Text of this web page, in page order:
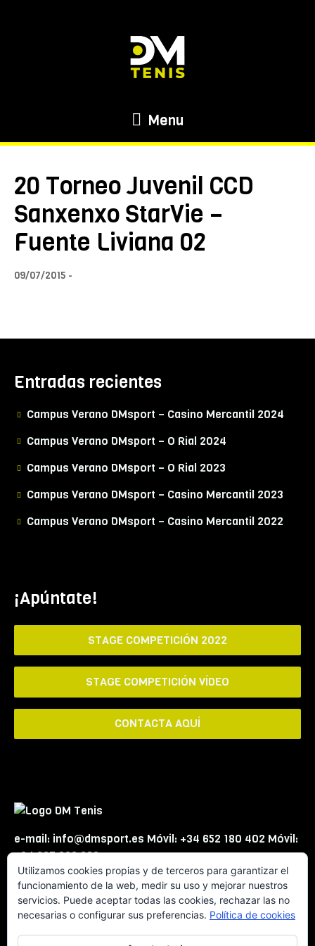
Menu
20 Torneo Juvenil CCD
Sanxenxo StarVie –
Fuente Liviana 02
09/07/2015
Entradas recientes
Campus Verano DMsport – Casino Mercantil 2024
Campus Verano DMsport – O Rial 2024
Campus Verano DMsport – O Rial 2023
Campus Verano DMsport – Casino Mercantil 2023
Campus Verano DMsport – Casino Mercantil 2022
¡Apúntate!
STAGE COMPETICIÓN 2022
STAGE COMPETICIÓN VÍDEO
CONTACTA AQUÍ
e-mail: info@dmsport.es Móvil: +34 652 180 402 Móvil:
+34 667 863 623
Utilizamos cookies propias y de terceros para garantizar el
funcionamiento de la web, medir su uso y mejorar nuestros
servicios. Puede aceptar todas las cookies, rechazar las no
necesarias o configurar sus preferencias. Política de cookies